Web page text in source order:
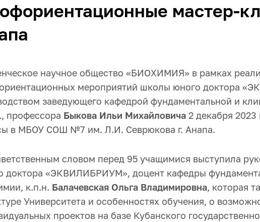
мастер-
научное общество «БИОХИМИЯ» в рамках
мероприятий школы юного доктора
заведующего кафедрой фундаментальной и
профессора Быкова Ильи Михайловича 2 декабря
в МБОУ СОШ №7 им. Л.И. Севрюкова г. Анапа.
словом перед 95 учащимися выступила
доктора «ЭКВИЛИБРИУМ», доцент кафедры
к.п.н. Балачевская Ольга Владимировна, которая
Университета и особенностях обучения, о
проектов на базе Кубанского